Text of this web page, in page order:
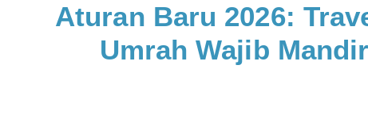
Aturan Baru 2026:
Umrah Wajib